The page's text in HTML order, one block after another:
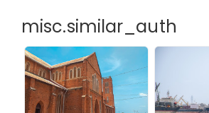
misc.similar_auth